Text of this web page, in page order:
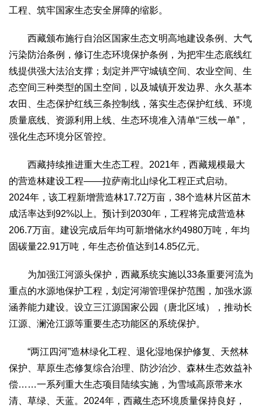
工程、筑牢国家生态安全屏障的缩影。
西藏颁布施行自治区国家生态文明高地建设条例、大气
污染防治条例，修订生态环境保护条例，为把牢生态底线红
线提供强大法治支撑；划定并严守城镇空间、农业空间、生
态空间三种类型的国土空间，以及城镇开发边界、永久基本
农田、生态保护红线三条控制线，落实生态保护红线、环境
质量底线、资源利用上线、生态环境准入清单“三线一单”，
强化生态环境分区管控。
西藏持续推进重大生态工程。2021年，西藏规模最大
的营造林建设工程——拉萨南北山绿化工程正式启动。
2024年，该工程新增营造林17.72万亩，38个造林片区苗木
成活率达到92%以上。预计到2030年，工程将完成营造林
206.7万亩。建设完成后年均可新增储水约4980万吨，年均
固碳量22.91万吨，年生态价值达到14.85亿元。
为加强江河源头保护，西藏系统实施以33条重要河流为
重点的水源地保护工程，划定河湖管理保护范围，加强水源
涵养能力建设。设立三江源国家公园（唐北区域），推动长
江源、澜沧江源等重要生态功能区的系统保护。
“两江四河”造林绿化工程、退化湿地保护修复、天然林
保护、草原生态修复综合治理、防沙治沙、森林生态效益补
偿……一系列重大生态项目陆续实施，为雪域高原带来水
清、草绿、天蓝。2024年，西藏生态环境质量保持良好，